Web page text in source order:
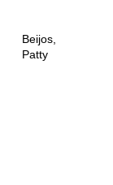
Beijos,
Patty